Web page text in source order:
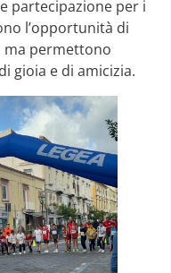
partecipazione per i
l’opportunità di
ma permettono
gioia e di amicizia.